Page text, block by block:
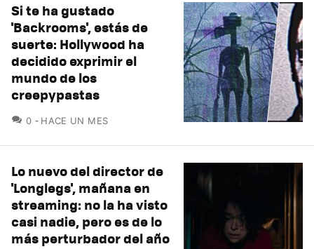
Si te ha gustado
'Backrooms', estás de
suerte: Hollywood ha
decidido exprimir el
mundo de los
creepypastas
0 COMENTARIOS
HACE UN MES
Lo nuevo del director de
'Longlegs', mañana en
streaming: no la ha visto
casi nadie, pero es de lo
más perturbador del año